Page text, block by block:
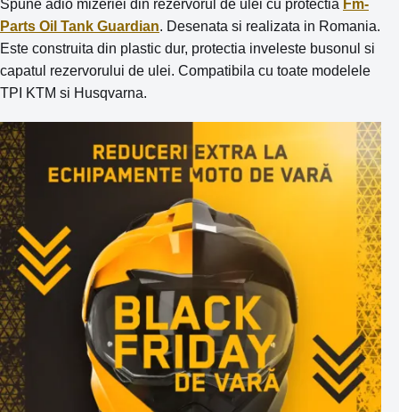
Spune adio mizeriei din rezervorul de ulei cu protectia Fm-
Parts Oil Tank Guardian. Desenata si realizata in Romania.
Este construita din plastic dur, protectia inveleste busonul si
capatul rezervorului de ulei. Compatibila cu toate modelele
TPI KTM si Husqvarna.